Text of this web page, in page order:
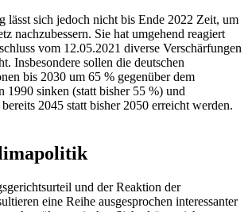
lässt sich jedoch nicht bis Ende 2022 Zeit, um
nachzubessern. Sie hat umgehend reagiert
vom 12.05.2021 diverse Verschärfungen
Insbesondere sollen die deutschen
bis 2030 um 65 % gegenüber dem
1990 sinken (statt bisher 55 %) und
2045 statt bisher 2050 erreicht werden.
und der Reaktion der
eine Reihe ausgesprochen interessanter